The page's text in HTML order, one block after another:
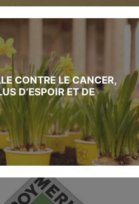
CONTRE LE CANCER,
D’ESPOIR ET DE